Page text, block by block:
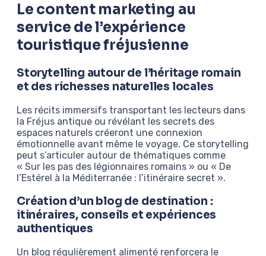
Le content marketing au
service de l’expérience
touristique fréjusienne
Storytelling autour de l’héritage romain
et des richesses naturelles locales
Les récits immersifs transportant les lecteurs dans
la Fréjus antique ou révélant les secrets des
espaces naturels créeront une connexion
émotionnelle avant même le voyage. Ce storytelling
peut s’articuler autour de thématiques comme
« Sur les pas des légionnaires romains » ou « De
l’Estérel à la Méditerranée : l’itinéraire secret ».
Création d’un blog de destination :
itinéraires, conseils et expériences
authentiques
Un blog régulièrement alimenté renforcera le